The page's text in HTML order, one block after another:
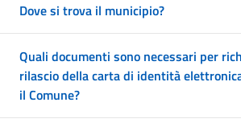
Dove si trova il municipio?
Quali documenti sono necessari per
rilascio della carta di identità
il Comune?